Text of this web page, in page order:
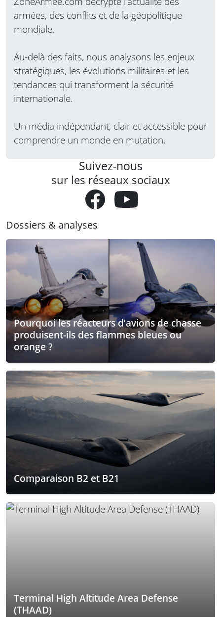
armées, des conflits et de la géopolitique
mondiale.
Au-delà des faits, nous analysons les enjeux
stratégiques, les évolutions militaires et les
tendances qui transforment la sécurité
internationale.
Un média indépendant, clair et accessible pour
comprendre un monde en mutation.
Suivez-nous
sur les réseaux sociaux
Dossiers & analyses
Pourquoi les réacteurs d’avions de chasse
produisent-ils des flammes bleues ou
orange ?
Comparaison B2 et B21
Terminal High Altitude Area Defense
(THAAD)